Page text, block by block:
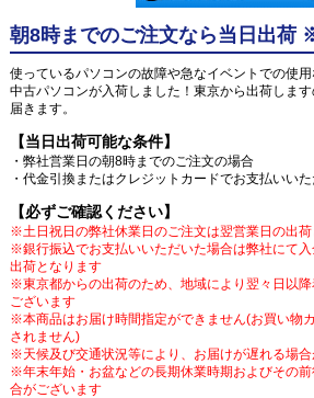
朝8時までのご注文なら当日出荷
使っているパソコンの故障や急なイベントでの使
中古パソコンが入荷しました！東京から出荷しま
届きます。
【当日出荷可能な条件】
・弊社営業日の朝8時までのご注文の場合
・代金引換またはクレジットカードでお支払いい
【必ずご確認ください】
※土日祝日の弊社休業日のご注文は翌営業日の出
※銀行振込でお支払いいただいた場合は弊社にて
出荷となります
※東京都からの出荷のため、地域により翌々日以
ございます
※本商品はお届け時間指定ができません(お買い物
されません)
※天候及び交通状況等により、お届けが遅れる場
※年末年始・お盆などの長期休業時期およびその
合がございます